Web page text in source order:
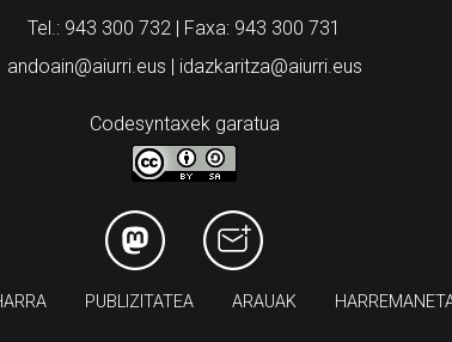
Tel.: 943 300 732 | Faxa: 943 300 731
andoain@aiurri.eus | idazkaritza@aiurri.eus
Codesyntaxek garatua
PUBLIZITATEA ARAUAK